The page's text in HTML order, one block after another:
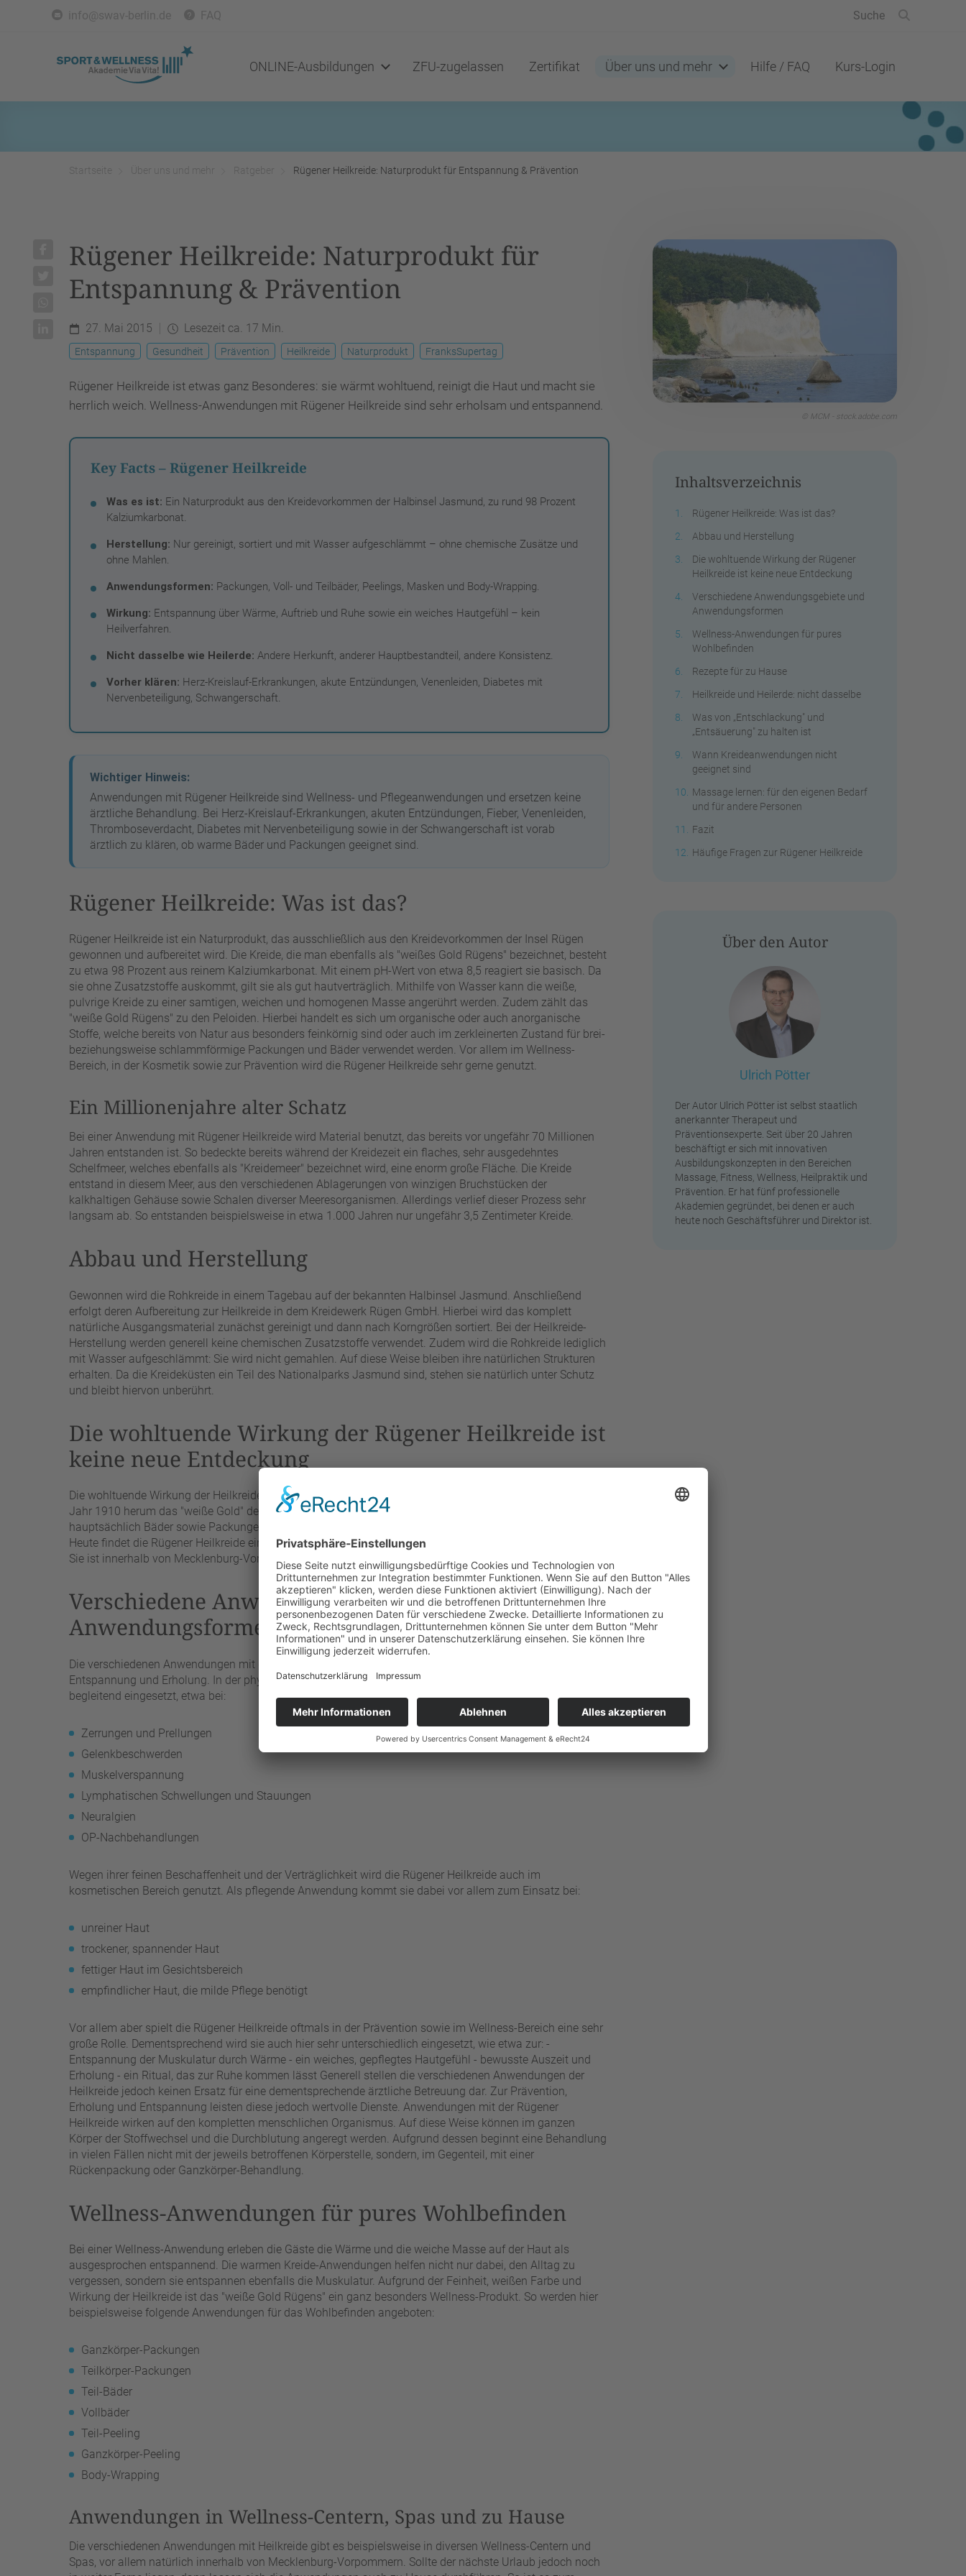
info@swav-berlin.de FAQ
ONLINE-Ausbildungen ZFU-zugelassen Zertifikat Über uns und mehr Hilfe / FAQ Kurs-Login
Startseite Über uns und mehr Ratgeber Rügener Heilkreide: Naturprodukt für Entspannung & Prävention
© MCM - stock.adobe.com
Inhaltsverzeichnis
Rügener Heilkreide: Was ist das?
Abbau und Herstellung
Die wohltuende Wirkung der Rügener
Heilkreide ist keine neue Entdeckung
Verschiedene Anwendungsgebiete und
Anwendungsformen
Wellness-Anwendungen für pures
Wohlbefinden
Rezepte für zu Hause
Heilkreide und Heilerde: nicht dasselbe
Was von „Entschlackung" und
„Entsäuerung" zu halten ist
Wann Kreideanwendungen nicht
geeignet sind
Massage lernen: für den eigenen Bedarf
und für andere Personen
Fazit
Häufige Fragen zur Rügener Heilkreide
Über den Autor
Ulrich Pötter
Der Autor Ulrich Pötter ist selbst staatlich
anerkannter Therapeut und
Präventionsexperte. Seit über 20 Jahren
beschäftigt er sich mit innovativen
Ausbildungskonzepten in den Bereichen
Massage, Fitness, Wellness, Heilpraktik und
Prävention. Er hat fünf professionelle
Akademien gegründet, bei denen er auch
heute noch Geschäftsführer und Direktor ist.
Rügener Heilkreide: Naturprodukt für
Entspannung & Prävention
27. Mai 2015 Lesezeit ca. 17 Min.
Entspannung Gesundheit Prävention Heilkreide Naturprodukt FranksSupertag
Rügener Heilkreide ist etwas ganz Besonderes: sie wärmt wohltuend, reinigt die Haut und macht sie
herrlich weich. Wellness-Anwendungen mit Rügener Heilkreide sind sehr erholsam und entspannend.
Key Facts – Rügener Heilkreide
Was es ist: Ein Naturprodukt aus den Kreidevorkommen der Halbinsel Jasmund, zu rund 98 Prozent
Kalziumkarbonat.
Herstellung: Nur gereinigt, sortiert und mit Wasser aufgeschlämmt – ohne chemische Zusätze und
ohne Mahlen.
Anwendungsformen: Packungen, Voll- und Teilbäder, Peelings, Masken und Body-Wrapping.
Wirkung: Entspannung über Wärme, Auftrieb und Ruhe sowie ein weiches Hautgefühl – kein
Heilverfahren.
Nicht dasselbe wie Heilerde: Andere Herkunft, anderer Hauptbestandteil, andere Konsistenz.
Vorher klären: Herz-Kreislauf-Erkrankungen, akute Entzündungen, Venenleiden, Diabetes mit
Nervenbeteiligung, Schwangerschaft.
Wichtiger Hinweis:
Anwendungen mit Rügener Heilkreide sind Wellness- und Pflegeanwendungen und ersetzen keine
ärztliche Behandlung. Bei Herz-Kreislauf-Erkrankungen, akuten Entzündungen, Fieber, Venenleiden,
Thromboseverdacht, Diabetes mit Nervenbeteiligung sowie in der Schwangerschaft ist vorab
ärztlich zu klären, ob warme Bäder und Packungen geeignet sind.
Rügener Heilkreide: Was ist das?
Rügener Heilkreide ist ein Naturprodukt, das ausschließlich aus den Kreidevorkommen der Insel Rügen
gewonnen und aufbereitet wird. Die Kreide, die man ebenfalls als "weißes Gold Rügens" bezeichnet, besteht
zu etwa 98 Prozent aus reinem Kalziumkarbonat. Mit einem pH-Wert von etwa 8,5 reagiert sie basisch. Da
sie ohne Zusatzstoffe auskommt, gilt sie als gut hautverträglich. Mithilfe von Wasser kann die weiße,
pulvrige Kreide zu einer samtigen, weichen und homogenen Masse angerührt werden. Zudem zählt das
"weiße Gold Rügens" zu den Peloiden. Hierbei handelt es sich um organische oder auch anorganische
Stoffe, welche bereits von Natur aus besonders feinkörnig sind oder auch im zerkleinerten Zustand für brei-
beziehungsweise schlammförmige Packungen und Bäder verwendet werden. Vor allem im Wellness-
Bereich, in der Kosmetik sowie zur Prävention wird die Rügener Heilkreide sehr gerne genutzt.
Ein Millionenjahre alter Schatz
Bei einer Anwendung mit Rügener Heilkreide wird Material benutzt, das bereits vor ungefähr 70 Millionen
Jahren entstanden ist. So bedeckte bereits während der Kreidezeit ein flaches, sehr ausgedehntes
Schelfmeer, welches ebenfalls als "Kreidemeer" bezeichnet wird, eine enorm große Fläche. Die Kreide
entstand in diesem Meer, aus den verschiedenen Ablagerungen von winzigen Bruchstücken der
kalkhaltigen Gehäuse sowie Schalen diverser Meeresorganismen. Allerdings verlief dieser Prozess sehr
langsam ab. So entstanden beispielsweise in etwa 1.000 Jahren nur ungefähr 3,5 Zentimeter Kreide.
Abbau und Herstellung
Gewonnen wird die Rohkreide in einem Tagebau auf der bekannten Halbinsel Jasmund. Anschließend
erfolgt deren Aufbereitung zur Heilkreide in dem Kreidewerk Rügen GmbH. Hierbei wird das komplett
natürliche Ausgangsmaterial zunächst gereinigt und dann nach Korngrößen sortiert. Bei der Heilkreide-
Herstellung werden generell keine chemischen Zusatzstoffe verwendet. Zudem wird die Rohkreide lediglich
mit Wasser aufgeschlämmt: Sie wird nicht gemahlen. Auf diese Weise bleiben ihre natürlichen Strukturen
erhalten. Da die Kreideküsten ein Teil des Nationalparks Jasmund sind, stehen sie natürlich unter Schutz
und bleibt hiervon unberührt.
Die wohltuende Wirkung der Rügener Heilkreide ist
keine neue Entdeckung
Die wohltuende Wirkung der Heilkreide ist jedoch nicht erst seit Kurzem bekannt. So wurde bereits um das
Jahr 1910 herum das "weiße Gold" der Insel für die verschiedensten Heilzwecke benutzt. Damals wurden
hauptsächlich Bäder sowie Packungen der Kreide zur Behandlung von Rheuma, Gicht und Ischias genutzt.
Heute findet die Rügener Heilkreide ein sehr breites Anwendungsgebiet, vor allem im Wellness-Bereich, vor.
Sie ist innerhalb von Mecklenburg-Vorpommern als ein ortsgebundenes Heilmittel anerkannt.
Verschiedene Anwendungsgebiete und
Anwendungsformen
Die verschiedenen Anwendungen mit der Heilkreide dienen beispielsweise der Prävention sowie der
Entspannung und Erholung. In der physikalischen Therapie werden Peloid-Anwendungen traditionell
begleitend eingesetzt, etwa bei:
Zerrungen und Prellungen
Gelenkbeschwerden
Muskelverspannung
Lymphatischen Schwellungen und Stauungen
Neuralgien
OP-Nachbehandlungen
Wegen ihrer feinen Beschaffenheit und der Verträglichkeit wird die Rügener Heilkreide auch im
kosmetischen Bereich genutzt. Als pflegende Anwendung kommt sie dabei vor allem zum Einsatz bei:
unreiner Haut
trockener, spannender Haut
fettiger Haut im Gesichtsbereich
empfindlicher Haut, die milde Pflege benötigt
Vor allem aber spielt die Rügener Heilkreide oftmals in der Prävention sowie im Wellness-Bereich eine sehr
große Rolle. Dementsprechend wird sie auch hier sehr unterschiedlich eingesetzt, wie etwa zur: -
Entspannung der Muskulatur durch Wärme - ein weiches, gepflegtes Hautgefühl - bewusste Auszeit und
Erholung - ein Ritual, das zur Ruhe kommen lässt Generell stellen die verschiedenen Anwendungen der
Heilkreide jedoch keinen Ersatz für eine dementsprechende ärztliche Betreuung dar. Zur Prävention,
Erholung und Entspannung leisten diese jedoch wertvolle Dienste. Anwendungen mit der Rügener
Heilkreide wirken auf den kompletten menschlichen Organismus. Auf diese Weise können im ganzen
Körper der Stoffwechsel und die Durchblutung angeregt werden. Aufgrund dessen beginnt eine Behandlung
in vielen Fällen nicht mit der jeweils betroffenen Körperstelle, sondern, im Gegenteil, mit einer
Rückenpackung oder Ganzkörper-Behandlung.
Wellness-Anwendungen für pures Wohlbefinden
Bei einer Wellness-Anwendung erleben die Gäste die Wärme und die weiche Masse auf der Haut als
ausgesprochen entspannend. Die warmen Kreide-Anwendungen helfen nicht nur dabei, den Alltag zu
vergessen, sondern sie entspannen ebenfalls die Muskulatur. Aufgrund der Feinheit, weißen Farbe und
Wirkung der Heilkreide ist das "weiße Gold Rügens" ein ganz besonders Wellness-Produkt. So werden hier
beispielsweise folgende Anwendungen für das Wohlbefinden angeboten:
Ganzkörper-Packungen
Teilkörper-Packungen
Teil-Bäder
Vollbäder
Teil-Peeling
Ganzkörper-Peeling
Body-Wrapping
Anwendungen in Wellness-Centern, Spas und zu Hause
Die verschiedenen Anwendungen mit Heilkreide gibt es beispielsweise in diversen Wellness-Centern und
Spas, vor allem natürlich innerhalb von Mecklenburg-Vorpommern. Sollte der nächste Urlaub jedoch noch